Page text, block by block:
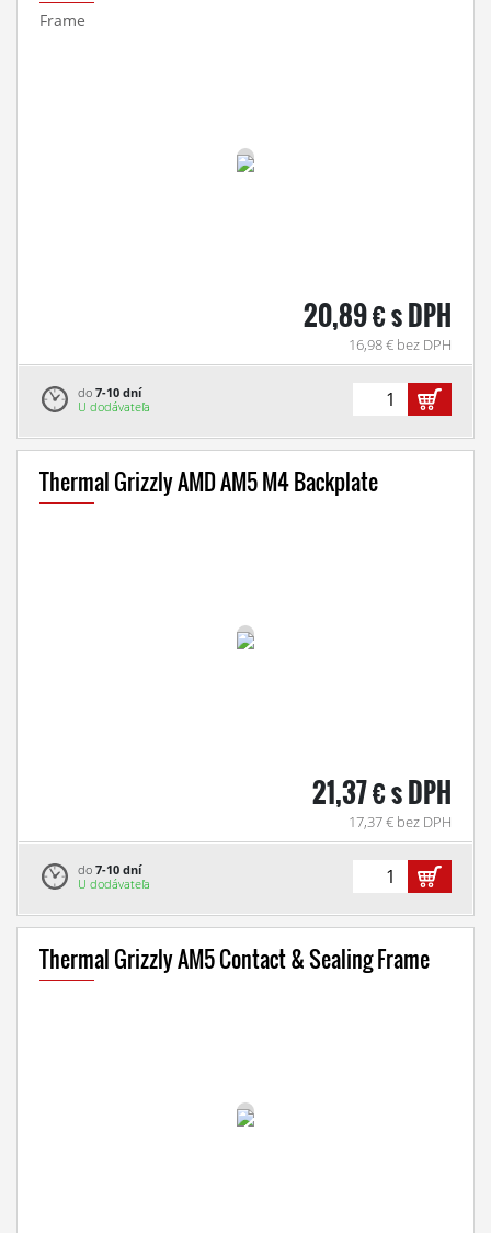
Frame
20,89 € s DPH
16,98 € bez DPH
do 7-10 dní
U dodávateľa
Thermal Grizzly AMD AM5 M4 Backplate
21,37 € s DPH
17,37 € bez DPH
do 7-10 dní
U dodávateľa
Thermal Grizzly AM5 Contact & Sealing Frame